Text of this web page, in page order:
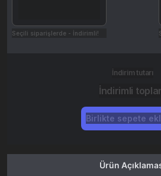
Seçili siparişlerde - İndirimli!
İndirim tutarı
İndirimli
Birlikte sepete
Ürün